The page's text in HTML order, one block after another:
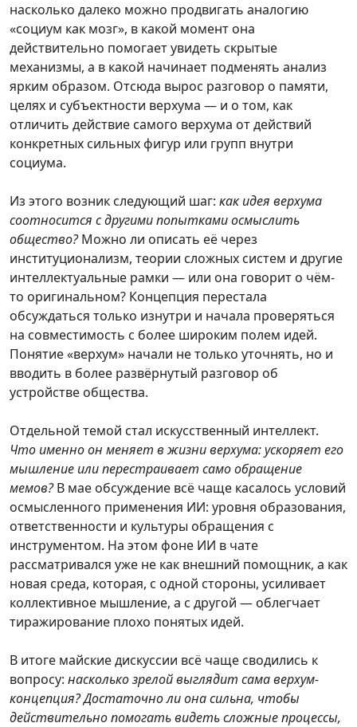
насколько далеко можно продвигать аналогию
«социум как мозг», в какой момент она
действительно помогает увидеть скрытые
механизмы, а в какой начинает подменять анализ
ярким образом. Отсюда вырос разговор о памяти,
целях и субъектности верхума — и о том, как
отличить действие самого верхума от действий
конкретных сильных фигур или групп внутри
социума.
Из этого возник следующий шаг: как идея верхума
соотносится с другими попытками осмыслить
общество?Можно ли описать её через
институционализм, теории сложных систем и другие
интеллектуальные рамки — или она говорит о чём-
то оригинальном? Концепция перестала
обсуждаться только изнутри и начала проверяться
на совместимость с более широким полем идей.
Понятие «верхум» начали не только уточнять, но и
вводить в более развёрнутый разговор об
устройстве общества.
Отдельной темой стал искусственный интеллект.
Что именно он меняет в жизни верхума: ускоряет его
мышление или перестраивает само обращение
мемов?В мае обсуждение всё чаще касалось условий
осмысленного применения ИИ: уровня образования,
ответственности и культуры обращения с
инструментом. На этом фоне ИИ в чате
рассматривался уже не как внешний помощник, а как
новая среда, которая, с одной стороны, усиливает
коллективное мышление, а с другой — облегчает
тиражирование плохо понятых идей.
В итоге майские дискуссии всё чаще сводились к
вопросу: насколько зрелой выглядит сама верхум-
концепция? Достаточно ли она сильна, чтобы
действительно помогать видеть сложные процессы,